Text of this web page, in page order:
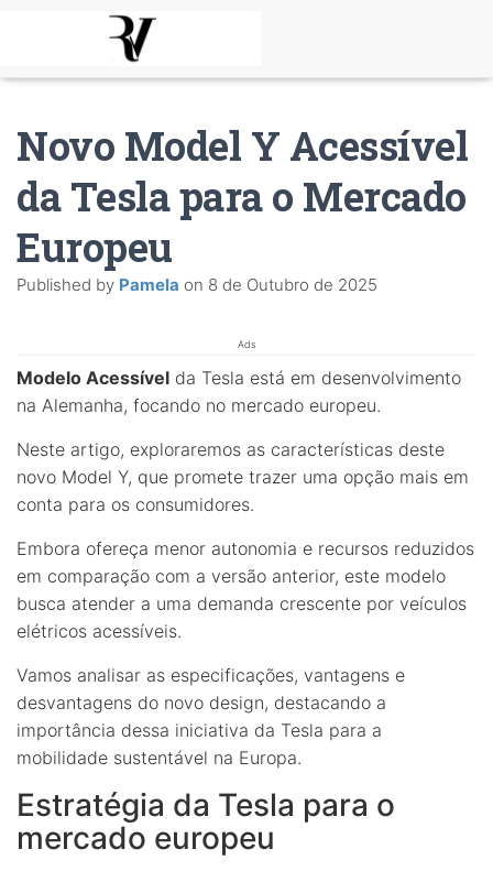
Novo Model Y Acessível
da Tesla para o Mercado
Europeu
Published by Pamela on 8 de Outubro de 2025
Ads
Modelo Acessível da Tesla está em desenvolvimento
na Alemanha, focando no mercado europeu.
Neste artigo, exploraremos as características deste
novo Model Y, que promete trazer uma opção mais em
conta para os consumidores.
Embora ofereça menor autonomia e recursos reduzidos
em comparação com a versão anterior, este modelo
busca atender a uma demanda crescente por veículos
elétricos acessíveis.
Vamos analisar as especificações, vantagens e
desvantagens do novo design, destacando a
importância dessa iniciativa da Tesla para a
mobilidade sustentável na Europa.
Estratégia da Tesla para o
mercado europeu